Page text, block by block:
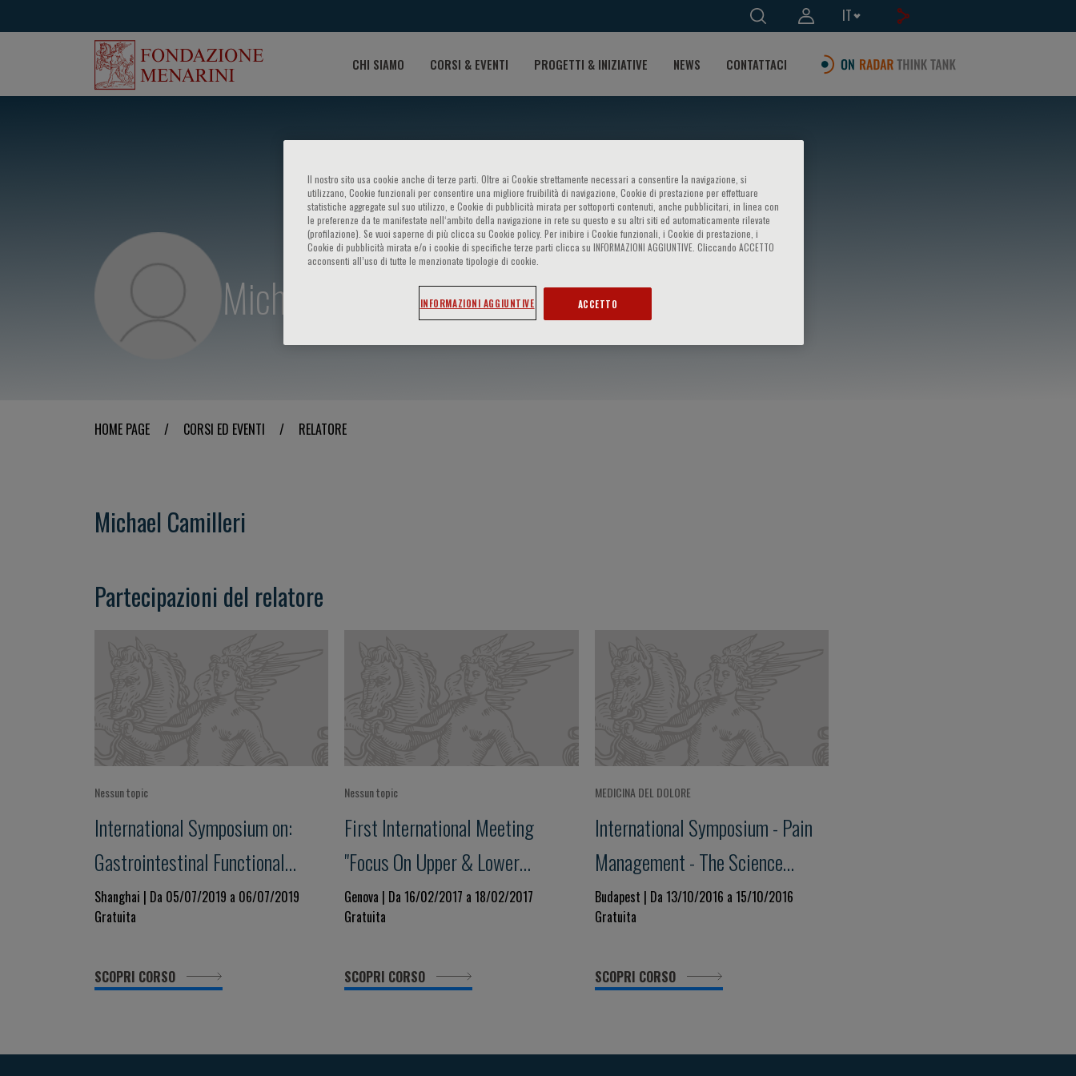
IT
CHI SIAMO CORSI & EVENTI PROGETTI & INIZIATIVE NEWS CONTATTACI
Michael Camilleri
HOME PAGE / CORSI ED EVENTI / RELATORE
Michael Camilleri
Partecipazioni del relatore
Nessun topic
International Symposium on:
Gastrointestinal Functional
Disorders
Shanghai | Da 05/07/2019 a 06/07/2019
Gratuita
SCOPRI CORSO
Nessun topic
First International Meeting
"Focus On Upper & Lower
Airways Diseases"
Genova | Da 16/02/2017 a 18/02/2017
Gratuita
SCOPRI CORSO
MEDICINA DEL DOLORE
International Symposium - Pain
Management - The Science
Behind
Budapest | Da 13/10/2016 a 15/10/2016
Gratuita
SCOPRI CORSO
Il nostro sito usa cookie anche di terze parti. Oltre ai Cookie strettamente necessari a consentire la navigazione, si
utilizzano, Cookie funzionali per consentire una migliore fruibilità di navigazione, Cookie di prestazione per effettuare
statistiche aggregate sul suo utilizzo, e Cookie di pubblicità mirata per sottoporti contenuti, anche pubblicitari, in linea con
le preferenze da te manifestate nell‘ambito della navigazione in rete su questo e su altri siti ed automaticamente rilevate
(profilazione). Se vuoi saperne di più clicca su Cookie policy. Per inibire i Cookie funzionali, i Cookie di prestazione, i
Cookie di pubblicità mirata e/o i cookie di specifiche terze parti clicca su INFORMAZIONI AGGIUNTIVE. Cliccando ACCETTO
acconsenti all’uso di tutte le menzionate tipologie di cookie.
INFORMAZIONI AGGIUNTIVE ACCETTO